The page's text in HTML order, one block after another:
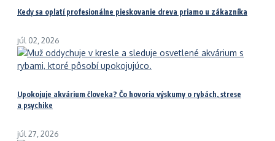
Kedy sa oplatí profesionálne pieskovanie dreva priamo u zákazníka
júl 02, 2026
Upokojuje akvárium človeka? Čo hovoria výskumy o rybách, strese
a psychike
júl 27, 2026